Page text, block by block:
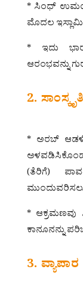
* ಸಿಂಧ್
ಮೊದಲ ಇಸ್ಲಾಮಿಕ್
* ಇದು
ಆರಂಭವನ್ನು
2.
* ಅರಬ್
(ತೆರಿಗೆ)
* ಆಕ್ರಮಣವು
ಕಾನೂನನ್ನು
3.